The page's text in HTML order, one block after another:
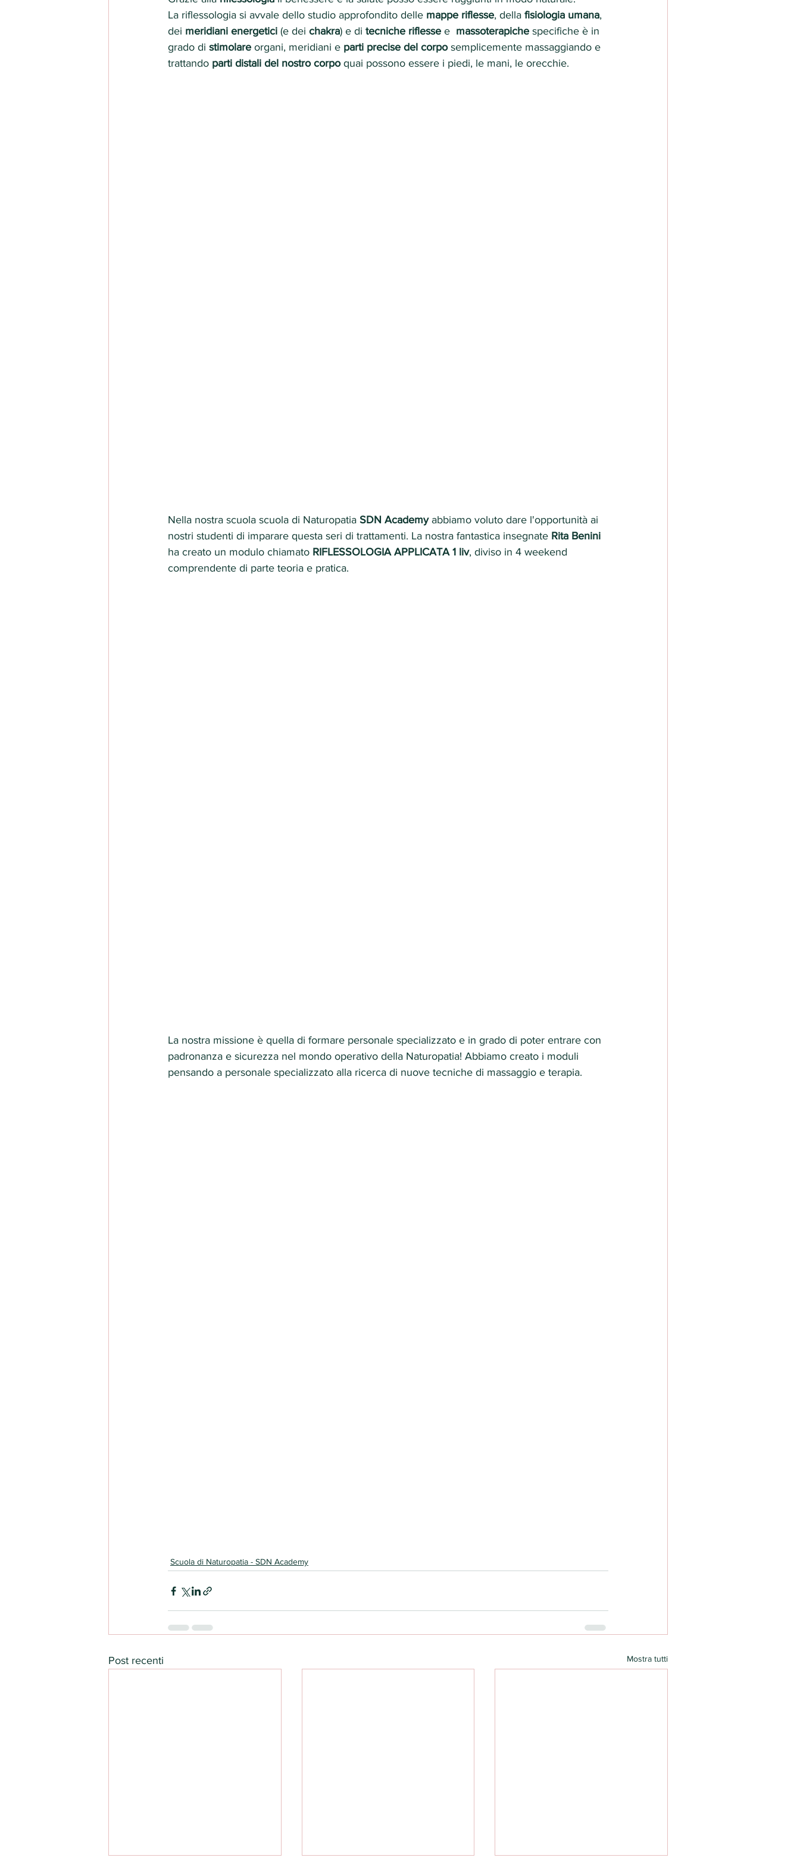
La riflessologia si avvale dello studio approfondito delle mappe riflesse, della fisiologia umana,
dei meridiani energetici (e dei chakra) e di tecniche riflesse e massoterapiche specifiche è in
grado di stimolare organi, meridiani e parti precise del corpo semplicemente massaggiando e
trattando parti distali del nostro corpo quai possono essere i piedi, le mani, le orecchie.
Nella nostra scuola scuola di Naturopatia SDN Academy abbiamo voluto dare l'opportunità ai
nostri studenti di imparare questa seri di trattamenti. La nostra fantastica insegnate Rita Benini
ha creato un modulo chiamato RIFLESSOLOGIA APPLICATA 1 liv, diviso in 4 weekend
comprendente di parte teoria e pratica.
La nostra missione è quella di formare personale specializzato e in grado di poter entrare con
padronanza e sicurezza nel mondo operativo della Naturopatia! Abbiamo creato i moduli
pensando a personale specializzato alla ricerca di nuove tecniche di massaggio e terapia.
Scuola di Naturopatia - SDN Academy
Post recenti Mostra tutti